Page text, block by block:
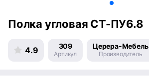
Полка угловая СТ-ПУ6.8
4.9 309
Артикул
Церера-Мебель
Производитель